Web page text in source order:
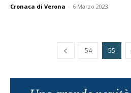
Cronaca di Verona - 6 Marzo 2023
54 55